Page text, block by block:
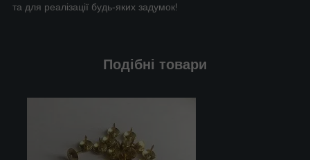
та для реалізації будь-яких задумок!
Подібні товари